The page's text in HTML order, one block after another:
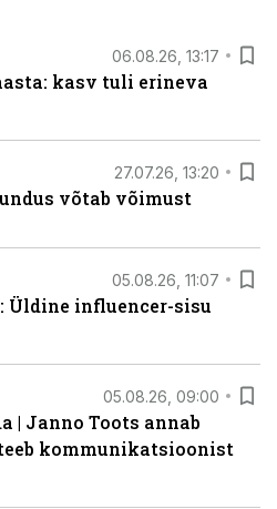
06.08.26, 13:17
kasv tuli erineva
27.07.26, 13:20
võtab võimust
05.08.26, 11:07
Üldine influencer-sisu
05.08.26, 09:00
| Janno Toots annab
kommunikatsioonist